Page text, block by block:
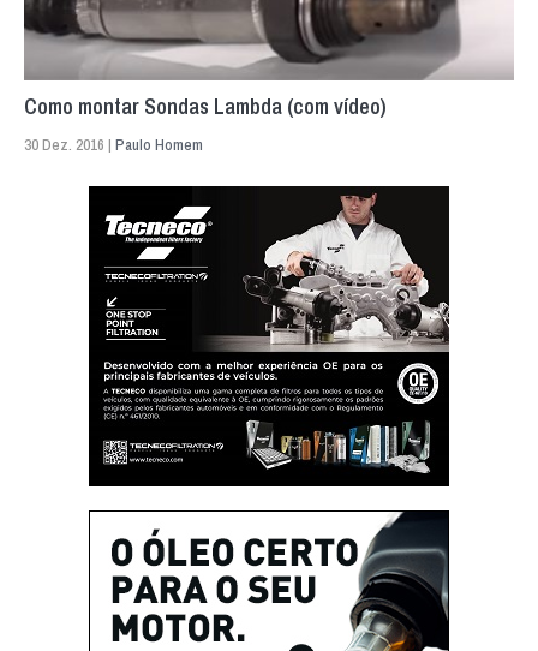
Como montar Sondas Lambda (com vídeo)
30 Dez. 2016 | Paulo Homem